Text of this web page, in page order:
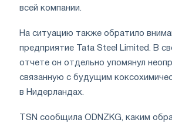
всей компании.
На ситуацию также обратило
предприятие Tata Steel Limited. В
отчете он отдельно упомянул
связанную с будущим
в Нидерландах.
TSN сообщила ODNZKG, каким